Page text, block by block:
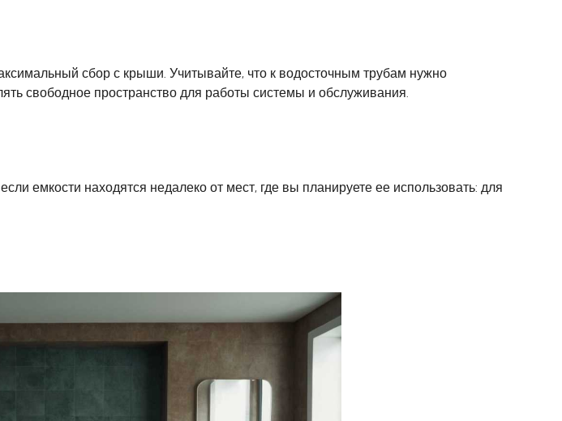
сбор с крыши. Учитывайте, что к водосточным трубам нужно
свободное пространство для работы системы и обслуживания.
емкости находятся недалеко от мест, где вы планируете ее использовать: для